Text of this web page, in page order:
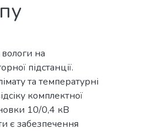
на
підстанції.
та температурні
комплектної
10/0,4 кВ
є забезпечення